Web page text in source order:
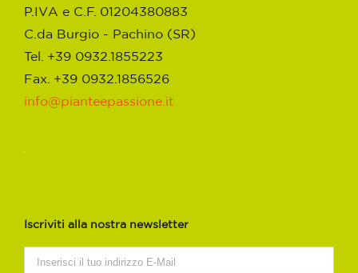
P.IVA e C.F. 01204380883
C.da Burgio - Pachino (SR)
Tel. +39 0932.1855223
Fax. +39 0932.1856526
info@pianteepassione.it
Iscriviti alla nostra newsletter